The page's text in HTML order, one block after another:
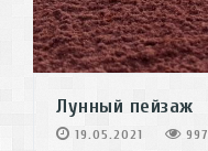
Лунный пейзаж
19.05.2021 997